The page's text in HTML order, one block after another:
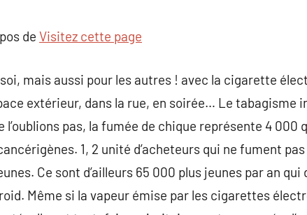
de Visitez cette page
mais aussi pour les autres ! avec la cigarette
extérieur, dans la rue, en soirée… Le tabagisme
pas, la fumée de chique représente 4 000
1, 2 unité d’acheteurs qui ne fument
Ce sont d’ailleurs 65 000 plus jeunes par an qui
Même si la vapeur émise par les cigarettes